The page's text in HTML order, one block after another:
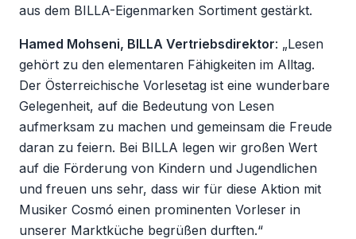
aus dem BILLA-Eigenmarken Sortiment gestärkt.
Hamed Mohseni, BILLA Vertriebsdirektor: „Lesen
gehört zu den elementaren Fähigkeiten im Alltag.
Der Österreichische Vorlesetag ist eine wunderbare
Gelegenheit, auf die Bedeutung von Lesen
aufmerksam zu machen und gemeinsam die Freude
daran zu feiern. Bei BILLA legen wir großen Wert
auf die Förderung von Kindern und Jugendlichen
und freuen uns sehr, dass wir für diese Aktion mit
Musiker Cosmó einen prominenten Vorleser in
unserer Marktküche begrüßen durften.“